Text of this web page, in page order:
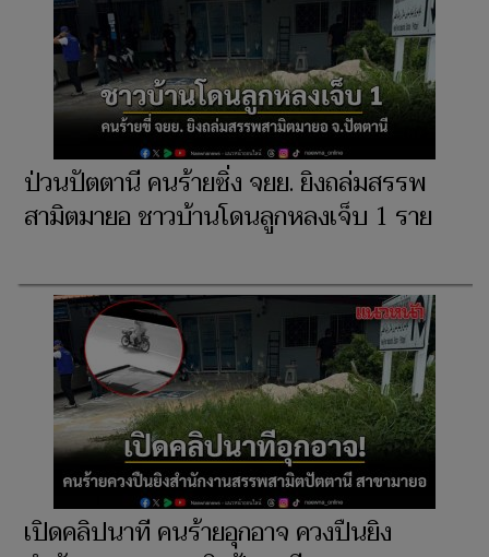
ป่วนปัตตานี คนร้ายซิ่ง จยย. ยิงถล่มสรรพ
สามิตมายอ ชาวบ้านโดนลูกหลงเจ็บ 1 ราย
เปิดคลิปนาที คนร้ายอุกอาจ ควงปืนยิง